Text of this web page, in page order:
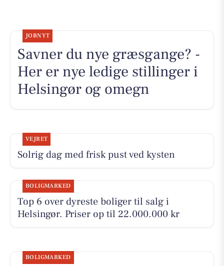
JOBNYT
Savner du nye græsgange? -
Her er nye ledige stillinger i
Helsingør og omegn
VEJRET
Solrig dag med frisk pust ved kysten
BOLIGMARKED
Top 6 over dyreste boliger til salg i
Helsingør. Priser op til 22.000.000 kr
BOLIGMARKED